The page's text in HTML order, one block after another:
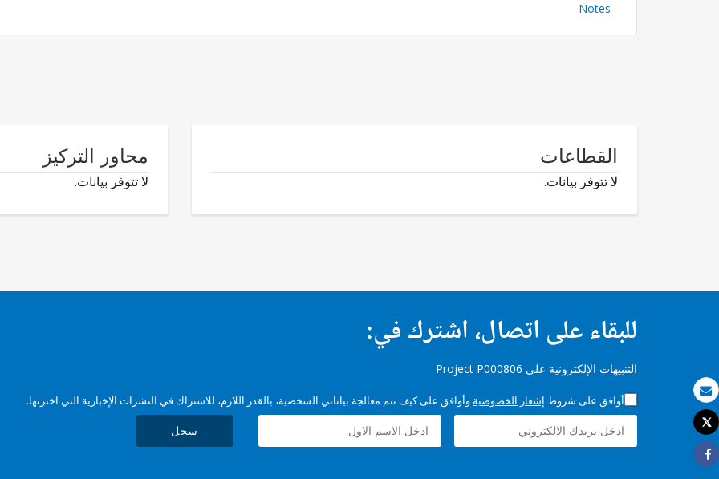
بريد الكتروني
طباعة
Tweet
Share
Notes
القطاعات
لا تتوفر بيانات.
محاور التركيز
لا تتوفر بيانات.
للبقاء على اتصال، اشترك في:
التنبيهات الإلكترونية على Project P000806
أوافق على شروط إشعار الخصوصية وأوافق على كيف تتم معالجة بياناتي الشخصية، بالقدر اللازم، للاشتراك في النشرات الإخبارية التي اخترتها.
سجل